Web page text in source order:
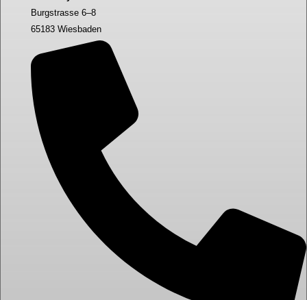
Burgstrasse 6–8
65183 Wiesbaden